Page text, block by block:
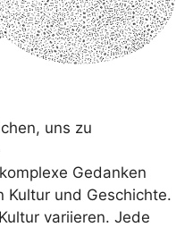
uns zu
Gedanken
Kultur und Geschichte.
variieren. Jede